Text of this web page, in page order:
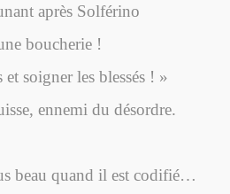
après Solférino
boucherie !
soigner les blessés ! »
ennemi du désordre.
beau quand il est codifié…